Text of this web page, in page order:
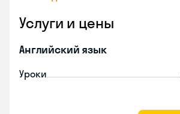
Услуги и цены
Английский язык
Уроки